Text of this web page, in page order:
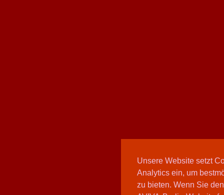
Unsere Website setzt
Analytics ein, um
zu bieten. Wenn Sie